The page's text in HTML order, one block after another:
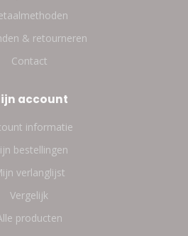
& retourneren
Contact
account
informatie
bestellingen
verlanglijst
Vergelijk
producten